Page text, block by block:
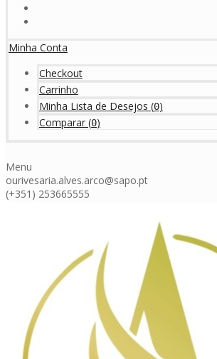
Minha Conta
Checkout
Carrinho
Minha Lista de Desejos (0)
Comparar (0)
Menu
ourivesaria.alves.arco@sapo.pt
(+351) 253665555